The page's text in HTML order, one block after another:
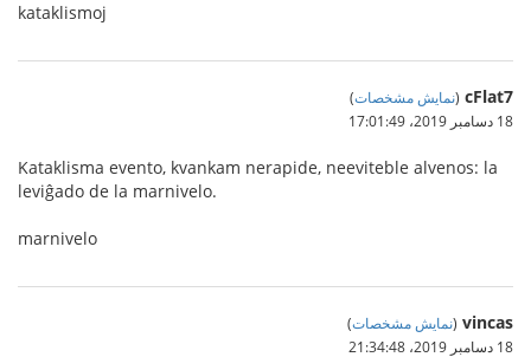
kataklismoj
cFlat7
(نمایش مشخصات)
18 دسامبر 2019،‏ 17:01:49
Kataklisma evento, kvankam nerapide, neeviteble alvenos: la
leviĝado de la marnivelo.
marnivelo
vincas
(نمایش مشخصات)
18 دسامبر 2019،‏ 21:34:48